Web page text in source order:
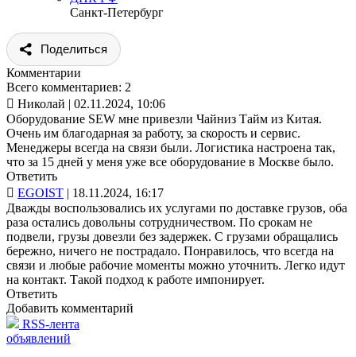
Санкт-Петербург
Поделиться
Комментарии
Всего комментариев: 2
 Николай | 02.11.2024, 10:06
Оборудование SEW мне привезли Чайниз Тайм из Китая.
Очень им благодарная за работу, за скорость и сервис.
Менеджеры всегда на связи были. Логистика настроена так,
что за 15 дней у меня уже все оборудование в Москве было.
Ответить
 EGOIST | 18.11.2024, 16:17
Дважды воспользовались их услугами по доставке грузов, оба
раза остались довольны сотрудничеством. По срокам не
подвели, грузы довезли без задержек. С грузами обращались
бережно, ничего не пострадало. Понравилось, что всегда на
связи и любые рабочие моменты можно уточнить. Легко идут
на контакт. Такой подход к работе импонирует.
Ответить
Добавить комментарий
RSS-лента
объявлений